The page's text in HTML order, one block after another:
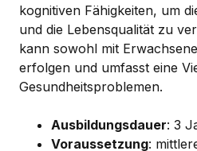
kognitiven Fähigkeiten, um
und die Lebensqualität zu
kann sowohl mit
erfolgen und umfasst eine
Gesundheitsproblemen.
Ausbildungsdauer: 3
Voraussetzung: